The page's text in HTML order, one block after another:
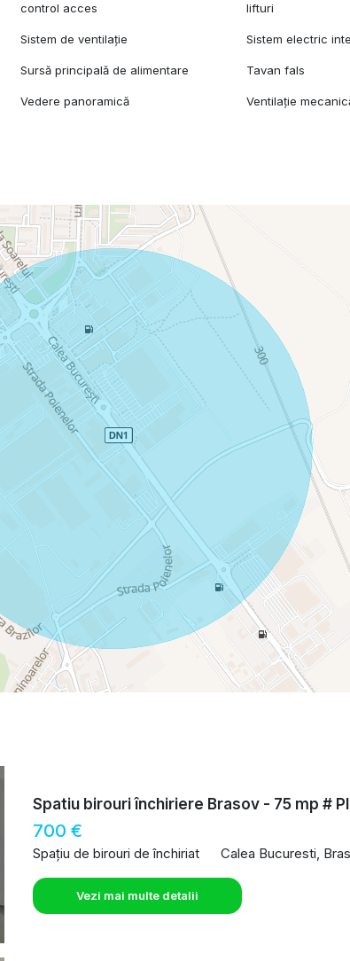
control acces
lifturi
Sistem de ventilație Sistem electric
Sursă principală de alimentare Tavan fals
Vedere panoramică Ventilație
Spatiu birouri închiriere Brasov - 75 mp #
700 €
Spațiu de birouri de închiriat Calea Bucuresti,
Vezi mai multe detalii